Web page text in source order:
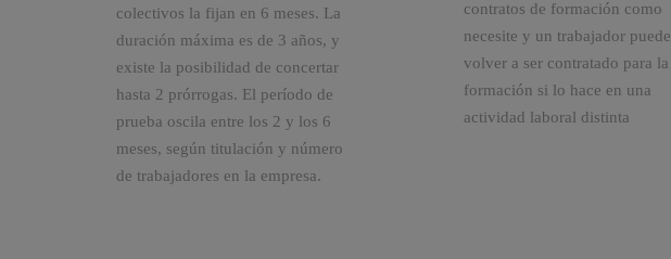
colectivos la fijan en 6 meses. La
duración máxima es de 3 años, y
existe la posibilidad de concertar
hasta 2 prórrogas. El período de
prueba oscila entre los 2 y los 6
meses, según titulación y número
de trabajadores en la empresa.
contratos de formación como
necesite y un trabajador puede
volver a ser contratado para la
formación si lo hace en una
actividad laboral distinta